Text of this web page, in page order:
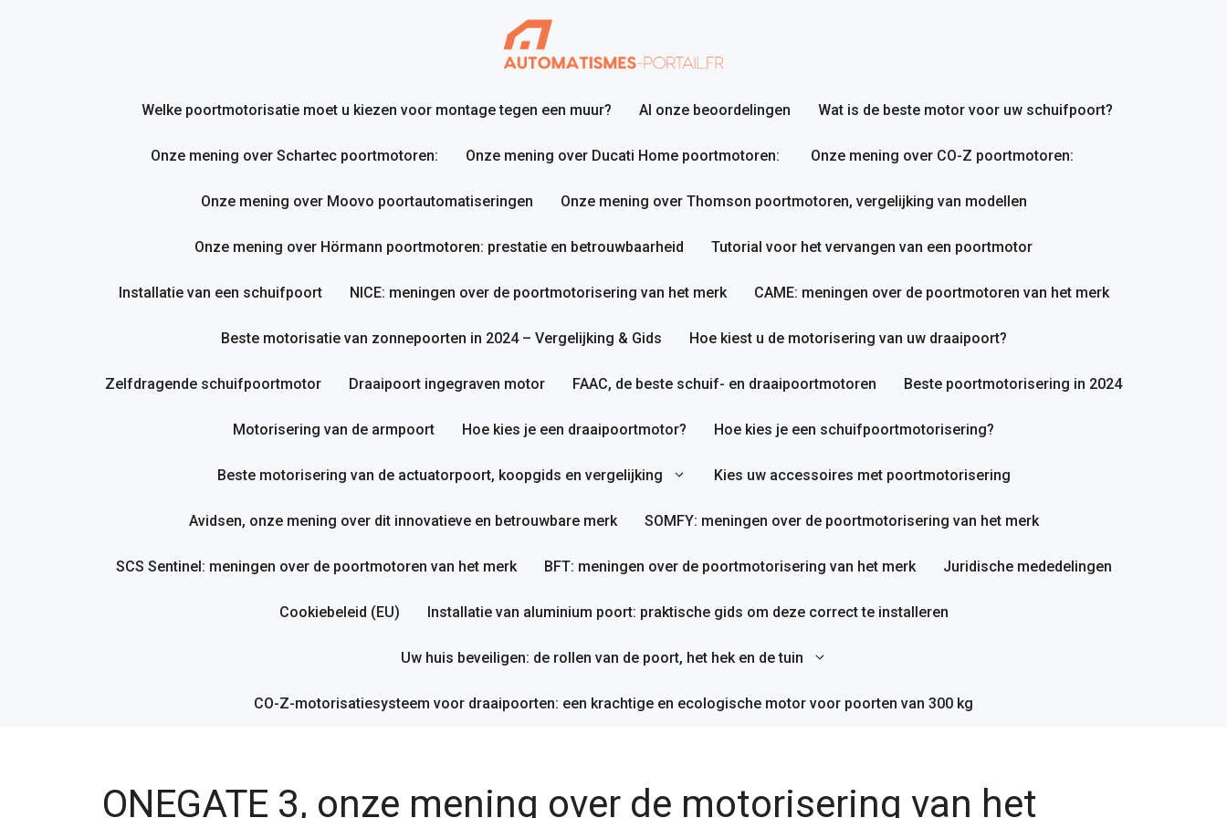
Welke poortmotorisatie moet u kiezen voor montage tegen een muur? Al onze beoordelingen Wat is de beste motor voor uw schuifpoort?
Onze mening over Schartec poortmotoren: Onze mening over Ducati Home poortmotoren: Onze mening over CO-Z poortmotoren:
Onze mening over Moovo poortautomatiseringen Onze mening over Thomson poortmotoren, vergelijking van modellen
Onze mening over Hörmann poortmotoren: prestatie en betrouwbaarheid Tutorial voor het vervangen van een poortmotor
Installatie van een schuifpoort NICE: meningen over de poortmotorisering van het merk CAME: meningen over de poortmotoren van het merk
Beste motorisatie van zonnepoorten in 2024 – Vergelijking & Gids Hoe kiest u de motorisering van uw draaipoort?
Zelfdragende schuifpoortmotor Draaipoort ingegraven motor FAAC, de beste schuif- en draaipoortmotoren Beste poortmotorisering in 2024
Motorisering van de armpoort Hoe kies je een draaipoortmotor? Hoe kies je een schuifpoortmotorisering?
Beste motorisering van de actuatorpoort, koopgids en vergelijking Kies uw accessoires met poortmotorisering
Avidsen, onze mening over dit innovatieve en betrouwbare merk SOMFY: meningen over de poortmotorisering van het merk
SCS Sentinel: meningen over de poortmotoren van het merk BFT: meningen over de poortmotorisering van het merk Juridische mededelingen
Cookiebeleid (EU) Installatie van aluminium poort: praktische gids om deze correct te installeren
Uw huis beveiligen: de rollen van de poort, het hek en de tuin
CO-Z-motorisatiesysteem voor draaipoorten: een krachtige en ecologische motor voor poorten van 300 kg
ONEGATE 3, onze mening over de motorisering van het